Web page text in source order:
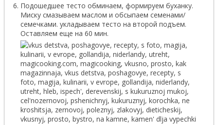
Подошедшее тесто обминаем, формируем буханку.
Миску смазываем маслом и обсыпаем семенами/
семечками. укладываем тесто на второй подъем.
Оставляем еще на 60 мин.